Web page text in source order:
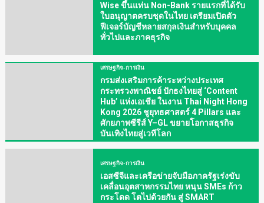
Wise ขึ้นแท่น Non-Bank รายแรกที่ได้รับ
ใบอนุญาตครบชุดในไทย เตรียมเปิดตัว
ฟีเจอร์บัญชีหลายสกุลเงินสำหรับบุคคล
ทั่วไปและภาคธุรกิจ
เศรษฐกิจ-การเงิน
กรมส่งเสริมการค้าระหว่างประเทศ
กระทรวงพาณิชย์ ปักธงไทยสู่ ‘Content
Hub’ แห่งเอเชีย ในงาน Thai Night Hong
Kong 2026 ชูยุทธศาสตร์ 4 Pillars และ
ศักยภาพซีรีส์ Y–GL ขยายโอกาสธุรกิจ
บันเทิงไทยสู่เวทีโลก
เศรษฐกิจ-การเงิน
เอสซีจีและเครือข่ายจับมือภาครัฐเร่งขับ
เคลื่อนอุตสาหกรรมไทย หนุน SMEs ก้าว
กระโดด โตไปด้วยกัน สู่ SMART